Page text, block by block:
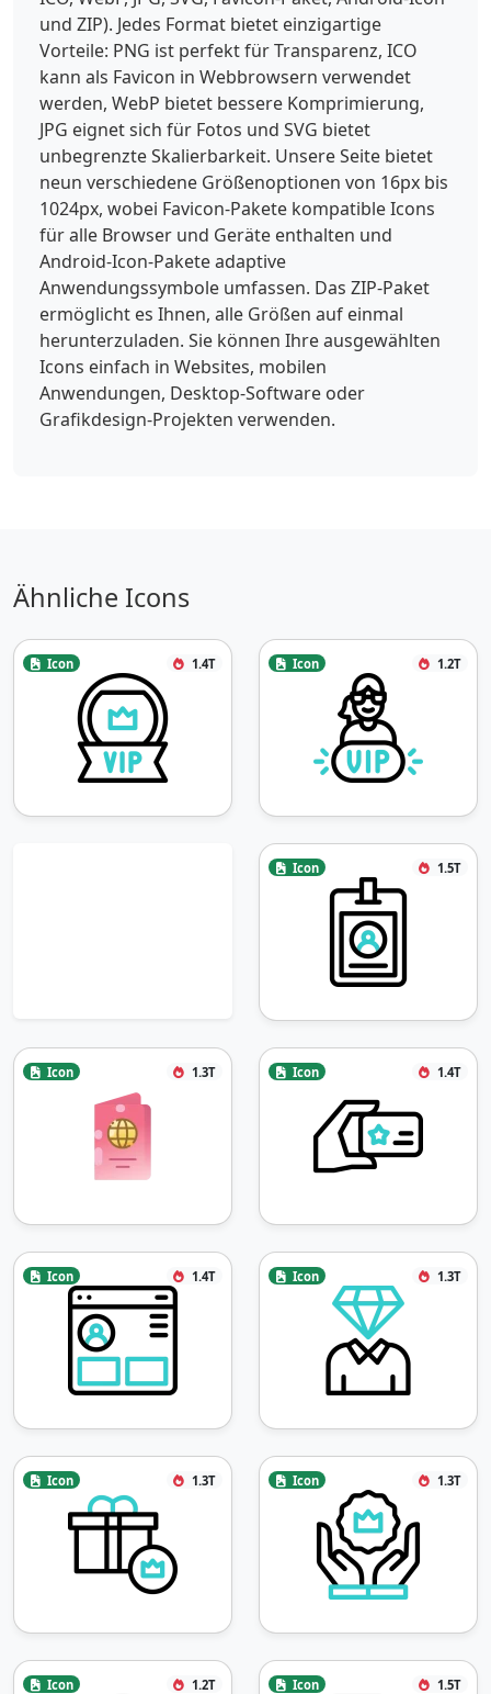
und ZIP). Jedes Format bietet einzigartige
Vorteile: PNG ist perfekt für Transparenz, ICO
kann als Favicon in Webbrowsern verwendet
werden, WebP bietet bessere Komprimierung,
JPG eignet sich für Fotos und SVG bietet
unbegrenzte Skalierbarkeit. Unsere Seite bietet
neun verschiedene Größenoptionen von 16px bis
1024px, wobei Favicon-Pakete kompatible Icons
für alle Browser und Geräte enthalten und
Android-Icon-Pakete adaptive
Anwendungssymbole umfassen. Das ZIP-Paket
ermöglicht es Ihnen, alle Größen auf einmal
herunterzuladen. Sie können Ihre ausgewählten
Icons einfach in Websites, mobilen
Anwendungen, Desktop-Software oder
Grafikdesign-Projekten verwenden.
Ähnliche Icons
Icon 1.4T Icon 1.2T
Icon 1.5T
Icon 1.3T Icon 1.4T
Icon 1.4T Icon 1.3T
Icon 1.3T Icon 1.3T
Icon 1.2T Icon 1.5T